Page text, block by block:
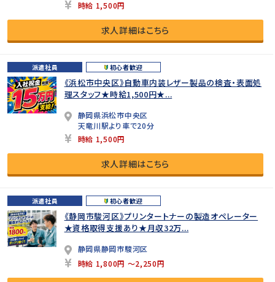
時給 1,500円
求人詳細はこちら
派遣社員 初心者歓迎
《浜松市中央区》自動車内装レザー製品の検査・表面処
理スタッフ★時給1,500円★...
静岡県浜松市中央区
天竜川駅より車で20分
時給 1,500円
求人詳細はこちら
派遣社員 初心者歓迎
《静岡市駿河区》プリンタートナーの製造オペレーター
★資格取得支援あり★月収32万...
静岡県静岡市駿河区
時給 1,800円 ～2,250円